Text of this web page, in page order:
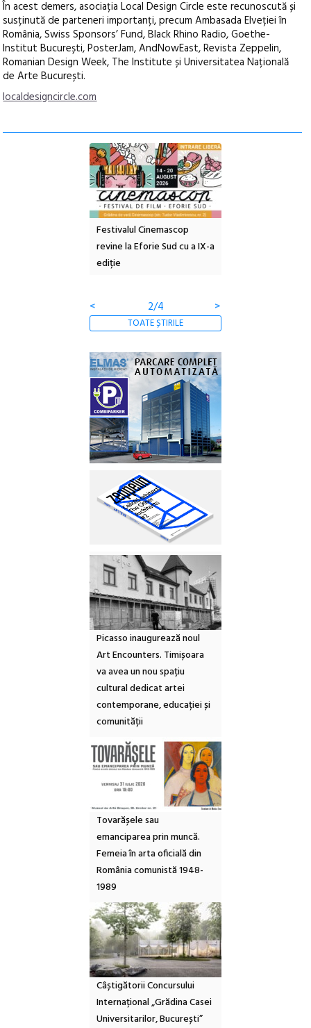
În acest demers, asociația Local Design Circle este recunoscută și
susținută de parteneri importanți, precum Ambasada Elveției în
România, Swiss Sponsors’ Fund, Black Rhino Radio, Goethe-
Institut București, PosterJam, AndNowEast, Revista Zeppelin,
Romanian Design Week, The Institute și Universitatea Națională
de Arte București.
localdesigncircle.com
Sleeping Beauties la Borsec:
dulceață de amintiri la
borcan, o cameră obscură și
<
3/4 >
TOATE ȘTIRILE
Picasso inaugurează noul
Art Encounters. Timișoara
va avea un nou spațiu
cultural dedicat artei
contemporane, educației și
comunității
Tovarășele sau
emanciparea prin muncă.
Femeia în arta oficială din
România comunistă 1948-
1989
Câștigătorii Concursului
Internațional „Grădina Casei
Universitarilor, București”